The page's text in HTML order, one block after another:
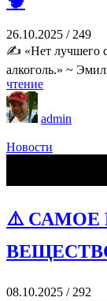
26.10.2025 / 249
✍️ «Нет лучшего
алкоголь.» ~
чтение
admin
Новости
⚠️ САМОЕ
08.10.2025 / 292